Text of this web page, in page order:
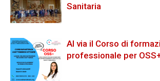
Sanitaria
Al via il Corso di
professionale per